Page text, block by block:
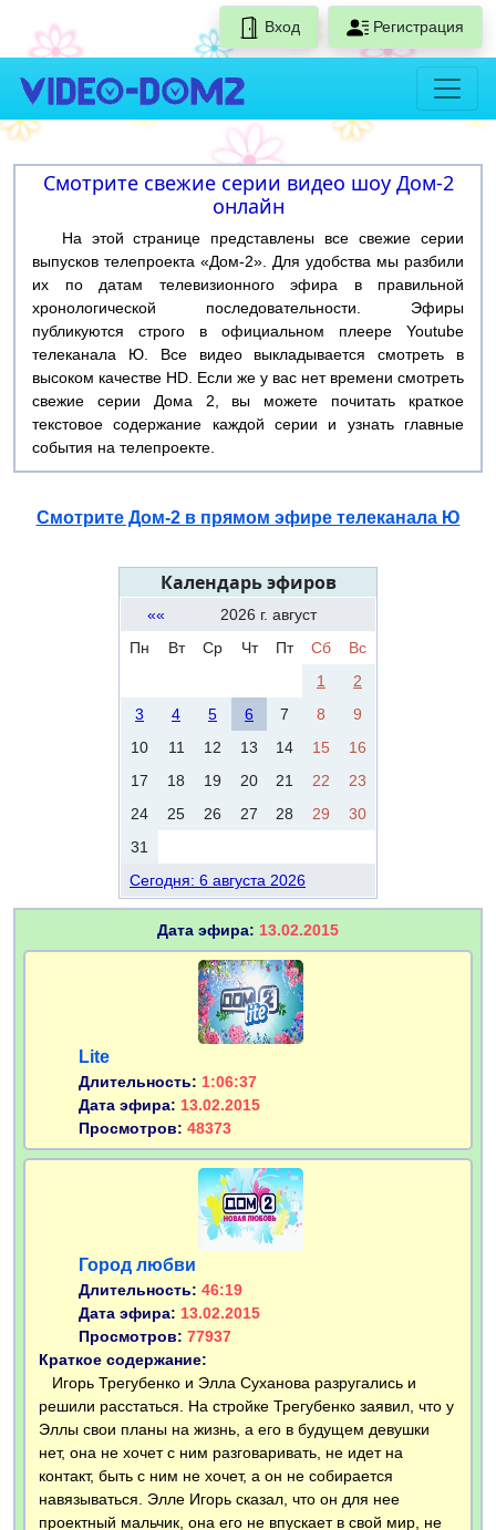
Вход Регистрация
Смотрите свежие серии видео шоу Дом-2
онлайн
На этой странице представлены все свежие серии
выпусков телепроекта «Дом-2». Для удобства мы разбили
их по датам телевизионного эфира в правильной
хронологической последовательности. Эфиры
публикуются строго в официальном плеере Youtube
телеканала Ю. Все видео выкладывается смотреть в
высоком качестве HD. Если же у вас нет времени смотреть
свежие серии Дома 2, вы можете почитать краткое
текстовое содержание каждой серии и узнать главные
события на телепроекте.
Смотрите Дом-2 в прямом эфире телеканала Ю
Календарь эфиров
««
2026 г. август
Пн
Вт Ср Чт Пт Сб
Вс
1
2
3
4 5 6 7 8
9
10
11 12 13 14 15
16
17
18 19 20 21 22
23
24
25 26 27 28 29
30
31
Сегодня: 6 августа 2026
Дата эфира: 13.02.2015
Lite
Длительность: 1:06:37
Дата эфира: 13.02.2015
Просмотров: 48373
Город любви
Длительность: 46:19
Дата эфира: 13.02.2015
Просмотров: 77937
Краткое содержание:
Игорь Трегубенко и Элла Суханова разругались и
решили расстаться. На стройке Трегубенко заявил, что у
Эллы свои планы на жизнь, а его в будущем девушки
нет, она не хочет с ним разговаривать, не идет на
контакт, быть с ним не хочет, а он не собирается
навязываться. Элле Игорь сказал, что он для нее
проектный мальчик, она его не впускает в свой мир, не